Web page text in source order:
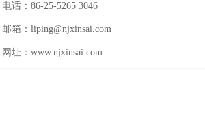
电话： 86-25-5265 3046
邮箱： liping@njxinsai.com
网址： www.njxinsai.com